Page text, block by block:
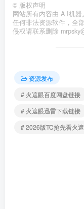
© 版权声明
网站所有内容由 A I机
任何非法资源软件，全
侵权请联系删除
资源发布
# 火遮眼百度网盘链接
# 火遮眼迅雷下载链接
# 2026版TC抢先看火